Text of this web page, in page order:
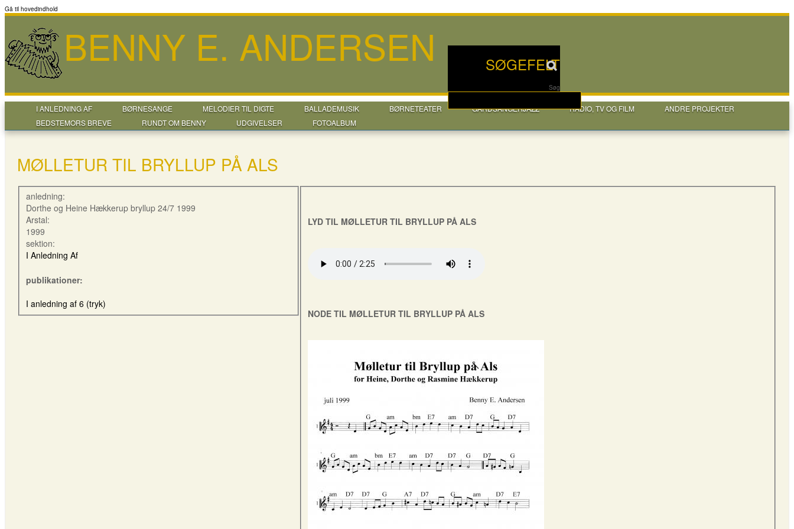
Gå til hovedindhold
SØGEFELT
Søg
BENNY E. ANDERSEN
I ANLEDNING AF BØRNESANGE MELODIER TIL DIGTE BALLADEMUSIK BØRNETEATER GÅRDSANGERJAZZ RADIO, TV OG FILM
ANDRE PROJEKTER
BEDSTEMORS BREVE
RUNDT OM BENNY UDGIVELSER FOTOALBUM
MØLLETUR TIL BRYLLUP PÅ ALS
anledning:
Dorthe og Heine Hækkerup bryllup 24/7 1999
Arstal:
1999
sektion:
I Anledning Af
publikationer:
I anledning af 6 (tryk)
LYD TIL MØLLETUR TIL BRYLLUP PÅ ALS
NODE TIL MØLLETUR TIL BRYLLUP PÅ ALS